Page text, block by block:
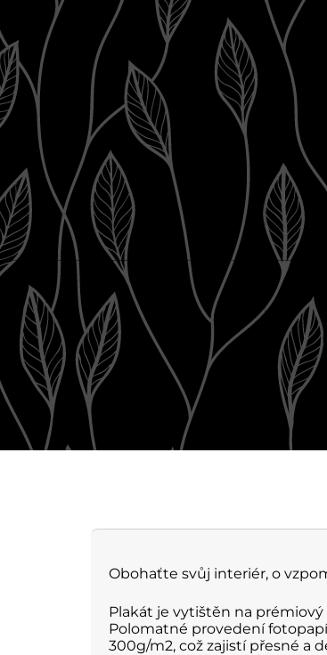
Obohaťte svůj interiér, o
Plakát je vytištěn na
Polomatné provedení
300g/m2, což zajistí přesné a